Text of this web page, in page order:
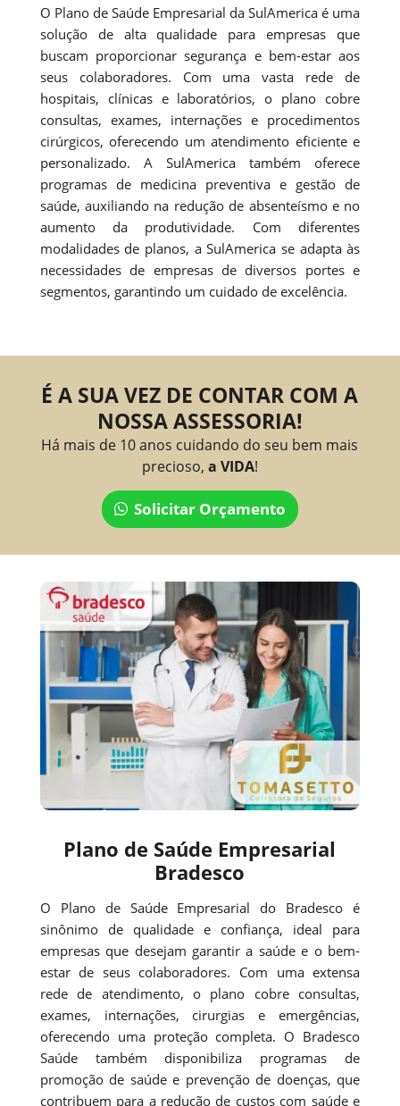
O Plano de Saúde Empresarial da SulAmerica é uma
solução de alta qualidade para empresas que
buscam proporcionar segurança e bem-estar aos
seus colaboradores. Com uma vasta rede de
hospitais, clínicas e laboratórios, o plano cobre
consultas, exames, internações e procedimentos
cirúrgicos, oferecendo um atendimento eficiente e
personalizado. A SulAmerica também oferece
programas de medicina preventiva e gestão de
saúde, auxiliando na redução de absenteísmo e no
aumento da produtividade. Com diferentes
modalidades de planos, a SulAmerica se adapta às
necessidades de empresas de diversos portes e
segmentos, garantindo um cuidado de excelência.
É A SUA VEZ DE CONTAR COM A
NOSSA ASSESSORIA!
Há mais de 10 anos cuidando do seu bem mais
precioso, a VIDA!
Solicitar Orçamento
Plano de Saúde Empresarial
Bradesco
O Plano de Saúde Empresarial do Bradesco é
sinônimo de qualidade e confiança, ideal para
empresas que desejam garantir a saúde e o bem-
estar de seus colaboradores. Com uma extensa
rede de atendimento, o plano cobre consultas,
exames, internações, cirurgias e emergências,
oferecendo uma proteção completa. O Bradesco
Saúde também disponibiliza programas de
promoção de saúde e prevenção de doenças, que
contribuem para a redução de custos com saúde e